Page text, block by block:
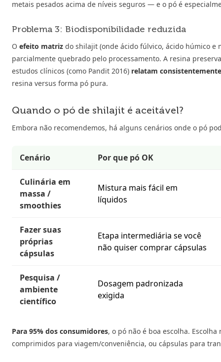
metais pesados acima de níveis seguros — e o pó é
Problema 3: Biodisponibilidade reduzida
O efeito matriz do shilajit (onde ácido fúlvico, ácido húmico e
parcialmente quebrado pelo processamento. A resina
estudos clínicos (como Pandit 2016) relatam
resina versus forma pó pura.
Quando o pó de shilajit é aceitável?
Embora não recomendemos, há alguns cenários onde o pó
Cenário Por que pó OK
Culinária em
massa /
smoothies
Mistura mais fácil em
líquidos
Fazer suas
próprias
cápsulas
Etapa intermediária se você
não quiser comprar cápsulas
Pesquisa /
ambiente
científico
Dosagem padronizada
exigida
Para 95% dos consumidores, o pó não é boa escolha.
comprimidos para viagem/conveniência, ou cápsulas para